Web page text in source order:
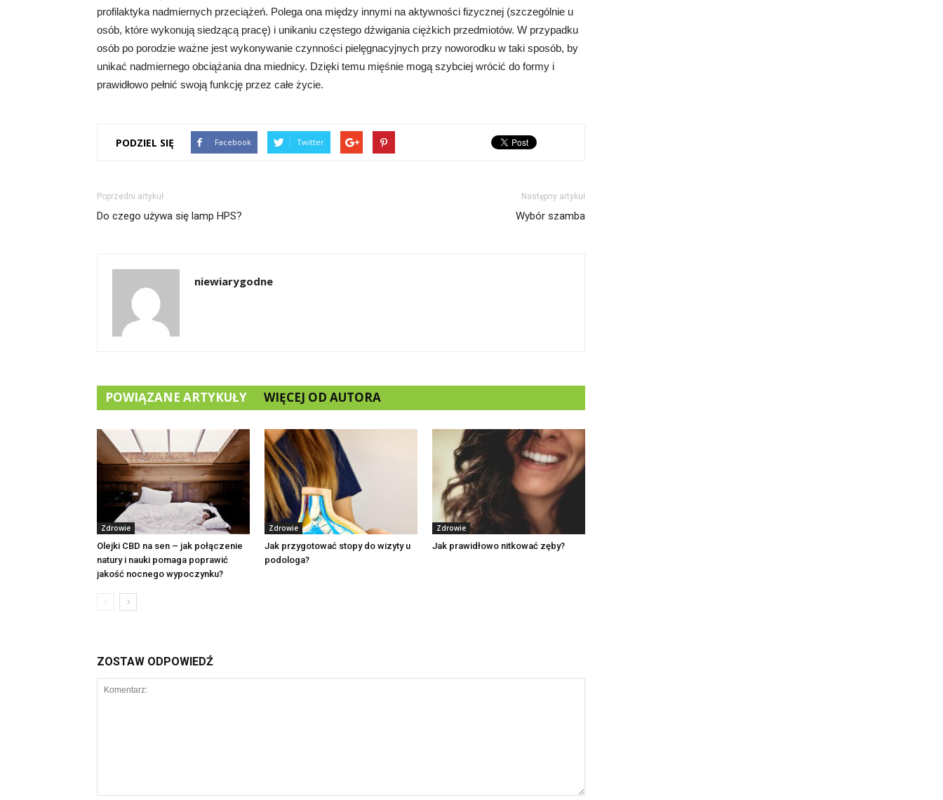
profilaktyka nadmiernych przeciążeń. Polega ona między innymi na aktywności fizycznej (szczególnie u
osób, które wykonują siedzącą pracę) i unikaniu częstego dźwigania ciężkich przedmiotów. W przypadku
osób po porodzie ważne jest wykonywanie czynności pielęgnacyjnych przy noworodku w taki sposób, by
unikać nadmiernego obciążania dna miednicy. Dzięki temu mięśnie mogą szybciej wrócić do formy i
prawidłowo pełnić swoją funkcję przez całe życie.
PODZIEL SIĘ Facebook Twitter
Poprzedni artykuł
Do czego używa się lamp HPS?
Następny artykuł
Wybór szamba
niewiarygodne
POWIĄZANE ARTYKUŁY WIĘCEJ OD AUTORA
Zdrowie
Olejki CBD na sen – jak połączenie
natury i nauki pomaga poprawić
jakość nocnego wypoczynku?
Zdrowie
Jak przygotować stopy do wizyty u
podologa?
Zdrowie
Jak prawidłowo nitkować zęby?
ZOSTAW ODPOWIEDŹ